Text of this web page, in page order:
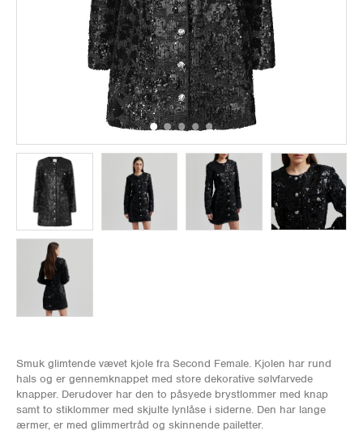
Smuk glimtende vævet kjole fra Second Female. Kjolen har rund
hals og er gennemknappet med store dekorative sølvfarvede
knapper. Derudover har den to påsyede brystlommer med knap
samt to stiklommer med skjulte lynlåse i siderne. Den har lange
ærmer, er med glimmertråd og skinnende pailetter.